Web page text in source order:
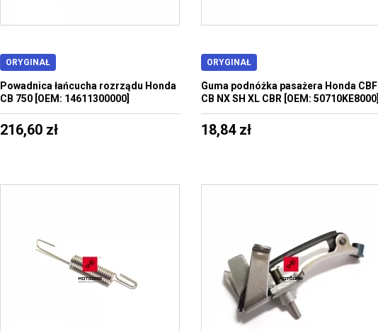
ORYGINAŁ
Powadnica łańcucha rozrządu Honda
CB 750 [OEM: 14611300000]
216,60 zł
ORYGINAŁ
Guma podnóżka pasażera Honda CBF
CB NX SH XL CBR [OEM: 50710KE8000]
18,84 zł